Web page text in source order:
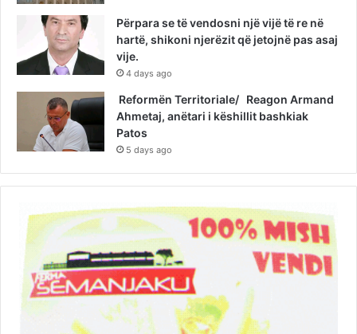
Përpara se të vendosni një vijë të re në
hartë, shikoni njerëzit që jetojnë pas asaj
vije.
4 days ago
Reformën Territoriale/ Reagon Armand
Ahmetaj, anëtari i këshillit bashkiak
Patos
5 days ago